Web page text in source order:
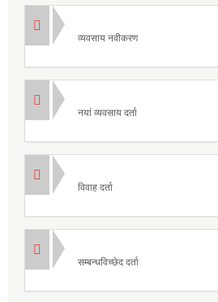
व्यवसाय नवीकरण
नयां व्यवसाय दर्ता
विवाह दर्ता
सम्बन्धविच्छेद दर्ता